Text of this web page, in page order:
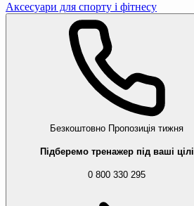
Аксесуари для спорту і фітнесу
Безкоштовно Пропозиція тижня
Підберемо тренажер під ваші цілі
0 800 330 295